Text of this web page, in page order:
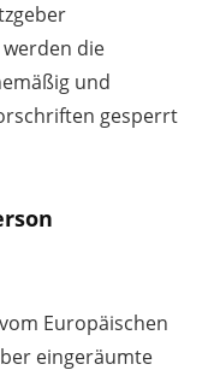
die
und
gesperrt
Europäischen
eingeräumte